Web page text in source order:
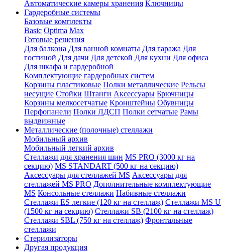
Автоматические камеры хранения Ключницы
Гардеробные системы
Базовые комплекты
Basic Optima Max
Готовые решения
Для балкона Для ванной комнаты Для гаража Для
гостиной Для дачи Для детской Для кухни Для офиса
Для шкафа и гардеробной
Комплектующие гардеробных систем
Корзины пластиковые Полки металлические Рельсы
несущие Стойки Штанги Аксессуары Брючницы
Корзины мелкосетчатые Кронштейны Обувницы
Перфопанели Полки ЛДСП Полки сетчатые Рамы
выдвижные
Металлические (полочные) стеллажи
Мобильный архив
Мобильный легкий архив
Стеллажи для хранения шин MS PRO (3000 кг на
секцию) MS STANDART (500 кг на секцию)
Аксессуары для стеллажей MS Аксессуары для
стеллажей MS PRO Дополнительные комплектующие
MS Консольные стеллажи Набивные стеллажи
Стеллажи ES легкие (120 кг на стеллаж) Стеллажи MS U
(1500 кг на секцию) Стеллажи SB (2100 кг на стеллаж)
Стеллажи SBL (750 кг на стеллаж) Фронтальные
стеллажи
Стерилизаторы
Другая продукция